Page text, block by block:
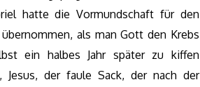
hatte die Vormundschaft für den
als man Gott den Krebs
ein halbes Jahr später zu kiffen
Jesus, der faule Sack, der nach der